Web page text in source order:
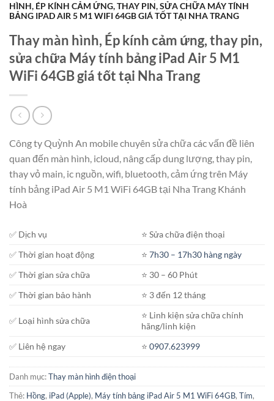
HÌNH, ÉP KÍNH CẢM ỨNG, THAY PIN, SỬA CHỮA MÁY TÍNH
BẢNG IPAD AIR 5 M1 WIFI 64GB GIÁ TỐT TẠI NHA TRANG
Thay màn hình, Ép kính cảm ứng, thay pin,
sửa chữa Máy tính bảng iPad Air 5 M1
WiFi 64GB giá tốt tại Nha Trang
Công ty Quỳnh An mobile chuyên sửa chữa các vấn đề liên
quan đến màn hình, icloud, nâng cấp dung lượng, thay pin,
thay vỏ main, ic nguồn, wifi, bluetooth, cảm ứng trên Máy
tính bảng iPad Air 5 M1 WiFi 64GB tại Nha Trang Khánh
Hoà
✅ Dịch vụ
⭐️ Sửa chữa điện thoại
✅ Thời gian hoạt động
⭐️7h30 – 17h30 hàng ngày
✅ Thời gian sửa chữa
⭐️ 30 – 60 Phút
✅ Thời gian bảo hành
⭐️ 3 đến 12 tháng
✅ Loại hình sửa chữa
⭐️ Linh kiện sửa chữa chính
hãng/linh kiện
✅ Liên hệ ngay
⭐️0907.623999
Danh mục:Thay màn hình điện thoại
Thẻ: Hồng, iPad (Apple), Máy tính bảng iPad Air 5 M1 WiFi 64GB, Tím,